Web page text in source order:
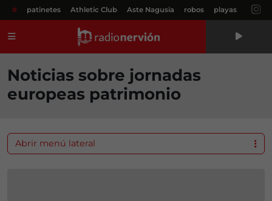
# patinetes Athletic Club Aste Nagusia robos playas
Noticias sobre jornadas
europeas patrimonio
Abrir menú lateral